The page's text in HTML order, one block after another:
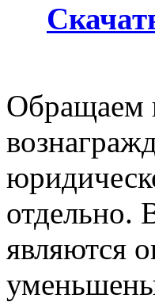
Обращаем
отдельно.
являются